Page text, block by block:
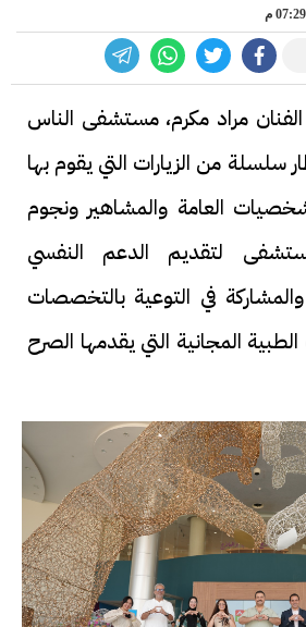
الفنان مراد مكرم، مستشفى الناس
سلسلة من الزيارات التي يقوم بها
العامة والمشاهير ونجوم
لتقديم الدعم النفسي
في التوعية بالتخصصات
المجانية التي يقدمها الصرح